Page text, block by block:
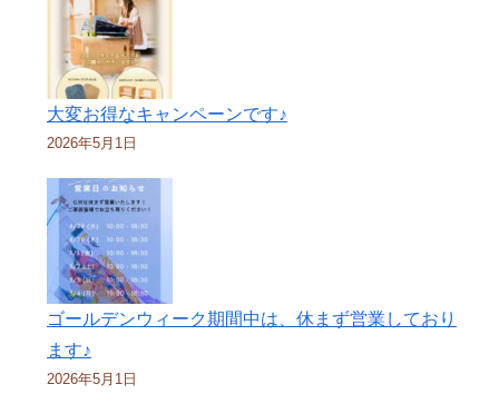
大変お得なキャンペーンです♪
2026年5月1日
ゴールデンウィーク期間中は、休まず営業しており
ます♪
2026年5月1日